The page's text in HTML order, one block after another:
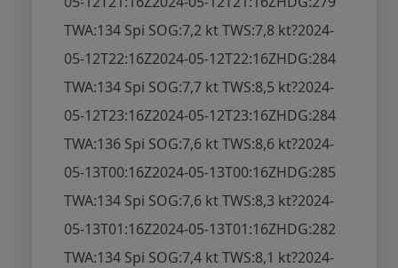
TWA:134 Spi SOG:7,2 kt TWS:7,8 kt?2024-
05-12T22:16Z2024-05-12T22:16ZHDG:284
TWA:134 Spi SOG:7,7 kt TWS:8,5 kt?2024-
05-12T23:16Z2024-05-12T23:16ZHDG:284
TWA:136 Spi SOG:7,6 kt TWS:8,6 kt?2024-
05-13T00:16Z2024-05-13T00:16ZHDG:285
TWA:134 Spi SOG:7,6 kt TWS:8,3 kt?2024-
05-13T01:16Z2024-05-13T01:16ZHDG:282
TWA:134 Spi SOG:7,4 kt TWS:8,1 kt?2024-